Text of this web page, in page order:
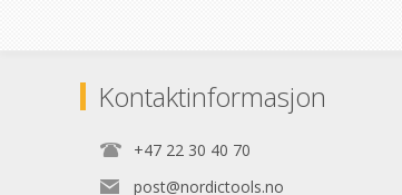
Kontaktinformasjon
+47 22 30 40 70
post@nordictools.no